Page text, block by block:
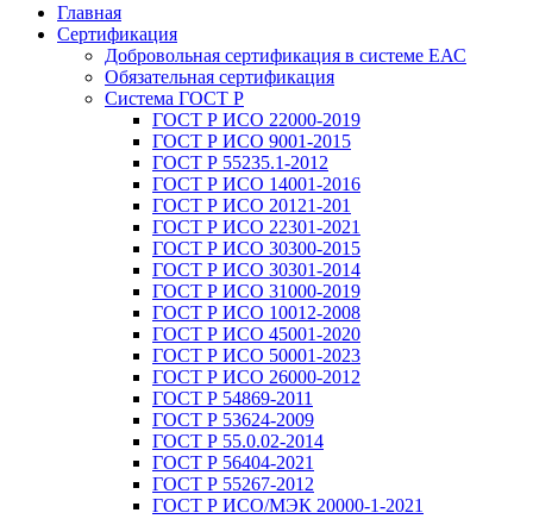
Главная
Сертификация
Добровольная сертификация в системе ЕАС
Обязательная сертификация
Система ГОСТ Р
ГОСТ Р ИСО 22000-2019
ГОСТ Р ИСО 9001-2015
ГОСТ Р 55235.1-2012
ГОСТ Р ИСО 14001-2016
ГОСТ Р ИСО 20121-201
ГОСТ Р ИСО 22301-2021
ГОСТ Р ИСО 30300-2015
ГОСТ Р ИСО 30301-2014
ГОСТ Р ИСО 31000-2019
ГОСТ Р ИСО 10012-2008
ГОСТ Р ИСО 45001-2020
ГОСТ Р ИСО 50001-2023
ГОСТ Р ИСО 26000-2012
ГОСТ Р 54869-2011
ГОСТ Р 53624-2009
ГОСТ Р 55.0.02-2014
ГОСТ Р 56404-2021
ГОСТ Р 55267-2012
ГОСТ Р ИСО/МЭК 20000-1-2021